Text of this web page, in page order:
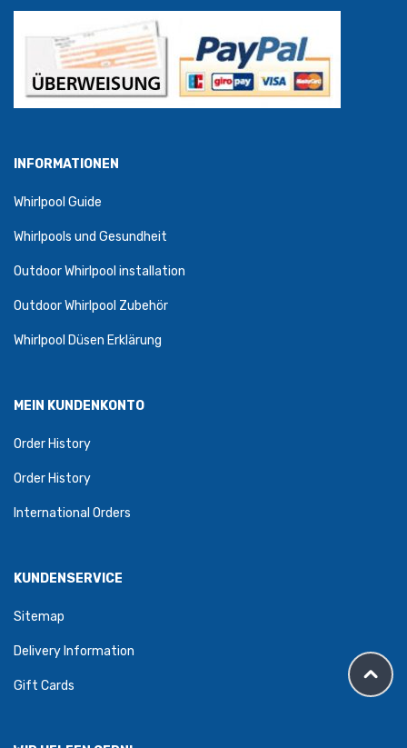
INFORMATIONEN
Whirlpool Guide
Whirlpools und Gesundheit
Outdoor Whirlpool installation
Outdoor Whirlpool Zubehör
Whirlpool Düsen Erklärung
MEIN KUNDENKONTO
Order History
Order History
International Orders
KUNDENSERVICE
Sitemap
Delivery Information
Gift Cards